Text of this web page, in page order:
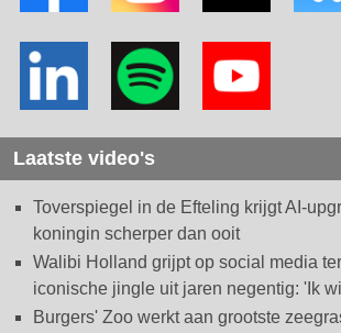
Laatste video's
Toverspiegel in de Efteling krijgt AI-
koningin scherper dan ooit
Walibi Holland grijpt op social media
iconische jingle uit jaren negentig: 'Ik
Burgers' Zoo werkt aan grootste